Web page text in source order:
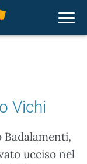
Vichi
Badalamenti,
ucciso nel